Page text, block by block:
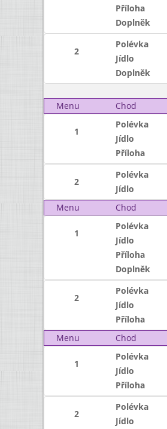
Příloha
Doplněk
2
Polévka
Jídlo
Doplněk
Menu
Chod
1
Polévka
Jídlo
Příloha
2
Polévka
Jídlo
Menu
Chod
1
Polévka
Jídlo
Příloha
Doplněk
2
Polévka
Jídlo
Příloha
Menu
Chod
1
Polévka
Jídlo
Příloha
2
Polévka
Jídlo